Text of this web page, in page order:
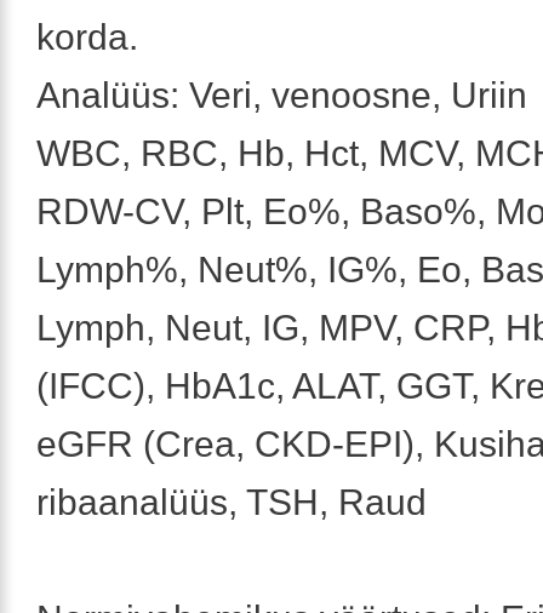
korda.
Analüüs: Veri, venoosne, Uriin
WBC, RBC, Hb, Hct, MCV,
RDW-CV, Plt, Eo%, Baso%,
Lymph%, Neut%, IG%, Eo,
Lymph, Neut, IG, MPV, CRP,
(IFCC), HbA1c, ALAT, GGT,
eGFR (Crea, CKD-EPI),
ribaanalüüs, TSH, Raud